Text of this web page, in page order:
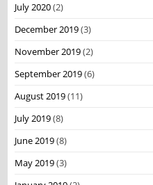
July 2020(2)
December 2019(3)
November 2019(2)
September 2019(6)
August 2019(11)
July 2019(8)
June 2019(8)
May 2019(3)